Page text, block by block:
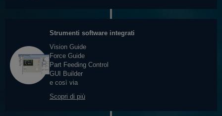
Strumenti software integrati
Vision Guide
Force Guide
Part Feeding Control
GUI Builder
e così via
Scopri di più